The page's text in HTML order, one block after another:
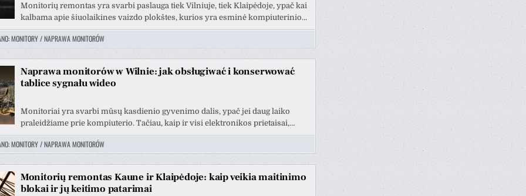
Monitorių remontas yra svarbi paslauga tiek Vilniuje, tiek Klaipėdoje, ypač kai
kalbama apie šiuolaikines vaizdo plokštes, kurios yra esminė kompiuterinio…
MONITORY / NAPRAWA MONITORÓW
Naprawa monitorów w Wilnie: jak obsługiwać i konserwować
tablice sygnału wideo
Monitoriai yra svarbi mūsų kasdienio gyvenimo dalis, ypač jei daug laiko
praleidžiame prie kompiuterio. Tačiau, kaip ir visi elektronikos prietaisai,…
MONITORY / NAPRAWA MONITORÓW
Monitorių remontas Kaune ir Klaipėdoje: kaip veikia maitinimo
blokai ir jų keitimo patarimai